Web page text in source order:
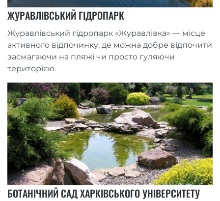
ЖУРАВЛІВСЬКИЙ ГІДРОПАРК
Журавлівський гідропарк «Журавлівка» — місце
активного відпочинку, де можна добре відпочити
засмагаючи на пляжі чи просто гуляючи
територією.
БОТАНІЧНИЙ САД ХАРКІВСЬКОГО УНІВЕРСИТЕТУ